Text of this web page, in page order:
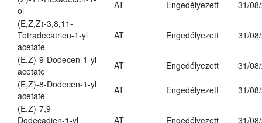
ol
AT Engedélyezett
31/
(E,Z,Z)-3,8,11-
Tetradecatrien-1-yl
acetate
AT Engedélyezett 31/
(E,Z)-9-Dodecen-1-yl
acetate
AT Engedélyezett
31/
(E,Z)-8-Dodecen-1-yl
acetate
AT Engedélyezett
31/
(E,Z)-7,9-
Dodecadien-1-yl
AT Engedélyezett 31/